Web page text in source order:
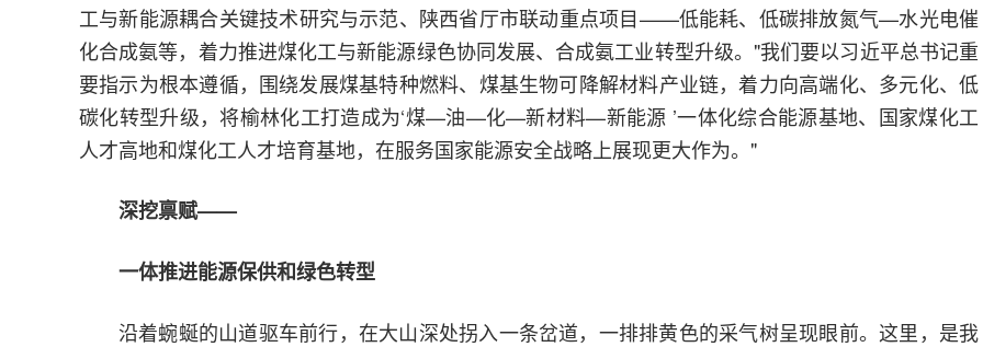
工与新能源耦合关键技术研究与示范、陕西省厅市联动重点项目——低能耗、低碳排放氮气—水光电催
化合成氨等，着力推进煤化工与新能源绿色协同发展、合成氨工业转型升级。"我们要以习近平总书记重
要指示为根本遵循，围绕发展煤基特种燃料、煤基生物可降解材料产业链，着力向高端化、多元化、低
碳化转型升级，将榆林化工打造成为‘煤—油—化—新材料—新能源 ’一体化综合能源基地、国家煤化工
人才高地和煤化工人才培育基地，在服务国家能源安全战略上展现更大作为。"
深挖禀赋——
一体推进能源保供和绿色转型
沿着蜿蜒的山道驱车前行，在大山深处拐入一条岔道，一排排黄色的采气树呈现眼前。这里，是我